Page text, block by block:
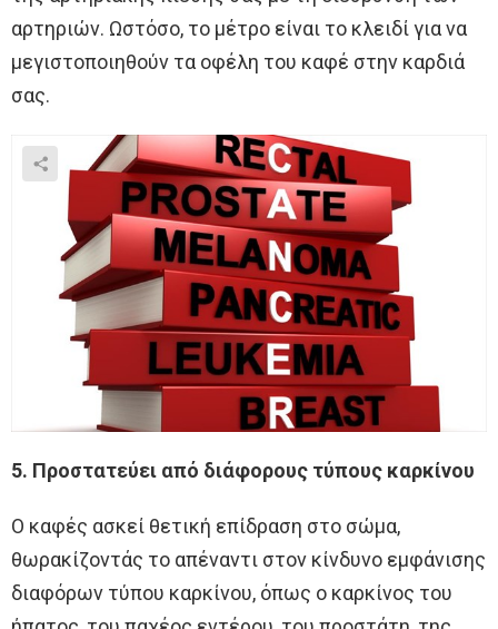
αρτηριών. Ωστόσο, το μέτρο είναι το κλειδί για να
μεγιστοποιηθούν τα οφέλη του καφέ στην καρδιά
σας.
5. Προστατεύει από διάφορους τύπους καρκίνου
Ο καφές ασκεί θετική επίδραση στο σώμα,
θωρακίζοντάς το απέναντι στον κίνδυνο εμφάνισης
διαφόρων τύπου καρκίνου, όπως ο καρκίνος του